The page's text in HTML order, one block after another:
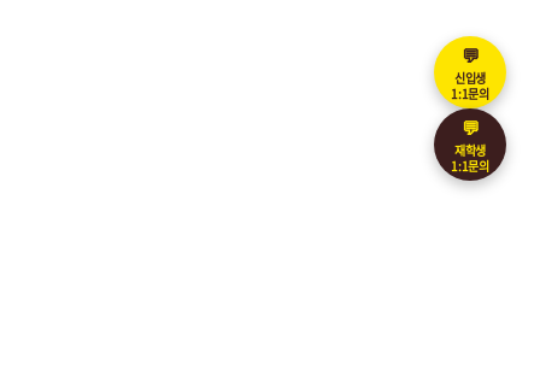
💬
신입생
1:1문의
💬
재학생
1:1문의